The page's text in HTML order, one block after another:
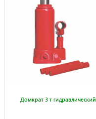
Домкрат 3 т гидравлический